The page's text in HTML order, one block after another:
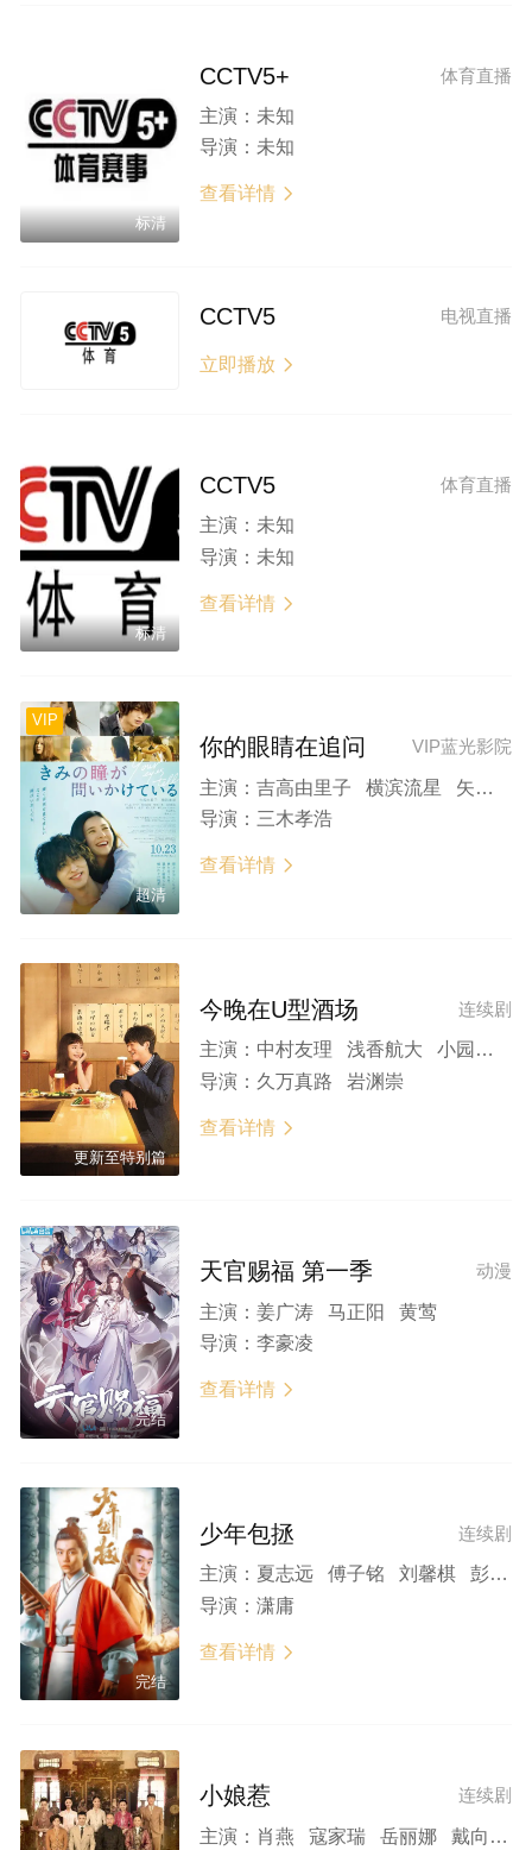
标清
体育直播
CCTV5+
主演： 未知
导演： 未知
查看详情 
电视直播
CCTV5
立即播放 
标清
体育直播
CCTV5
主演： 未知
导演： 未知
查看详情 
VIP
超清
VIP蓝光影院
你的眼睛在追问
主演： 吉高由里子 横滨流星 矢部享祐 田山凉成 野间口彻
导演： 三木孝浩
查看详情 
更新至特别篇
连续剧
今晚在U型酒场
主演： 中村友理 浅香航大 小园凌央 藤井武美 北香那 竹财辉之助 堀部圭亮 下条阿童木
导演： 久万真路 岩渊崇
查看详情 
完结
动漫
天官赐福 第一季
主演： 姜广涛 马正阳 黄莺
导演： 李豪凌
查看详情 
完结
连续剧
少年包拯
主演： 夏志远 傅子铭 刘馨棋 彭艺博 苑琼丹
导演： 潇庸
查看详情 
连续剧
小娘惹
主演： 肖燕 寇家瑞 岳丽娜 戴向宇 邱凯伟 向云 何雨虹 房程程 牛北壬